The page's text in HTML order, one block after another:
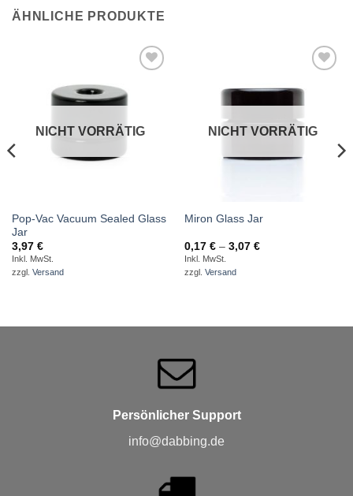
ÄHNLICHE PRODUKTE
Wunschliste
NICHT VORRÄTIG
Pop-Vac Vacuum Sealed Glass
Jar
3,97 €
Inkl. MwSt.
zzgl. Versand
Wunschliste
NICHT VORRÄTIG
Miron Glass Jar
0,17 € – 3,07 €Preisspanne:
Inkl. MwSt.
zzgl. Versand
Persönlicher Support
info@dabbing.de